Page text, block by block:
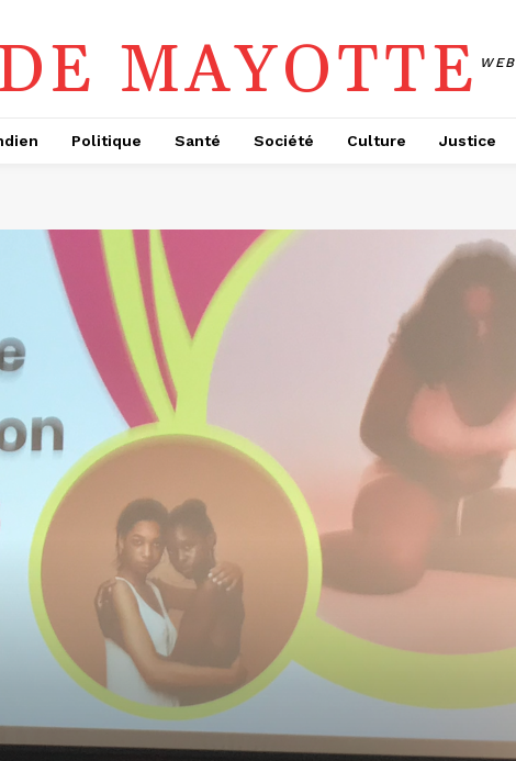
MAYOTTE WEB
Politique Santé Société Culture Justice